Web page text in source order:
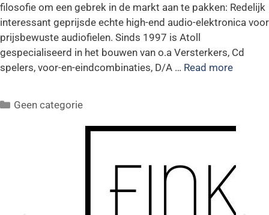
filosofie om een gebrek in de markt aan te pakken: Redelijk
interessant geprijsde echte high-end audio-elektronica voor
prijsbewuste audiofielen. Sinds 1997 is Atoll
gespecialiseerd in het bouwen van o.a Versterkers, Cd
spelers, voor-en-eindcombinaties, D/A … Read more
Geen categorie